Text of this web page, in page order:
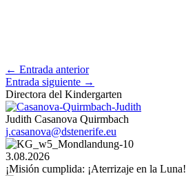
← Entrada anterior
Entrada siguiente →
Directora del Kindergarten
Judith Casanova Quirmbach
j.casanova@dstenerife.eu
3.08.2026
¡Misión cumplida: ¡Aterrizaje en la Luna!